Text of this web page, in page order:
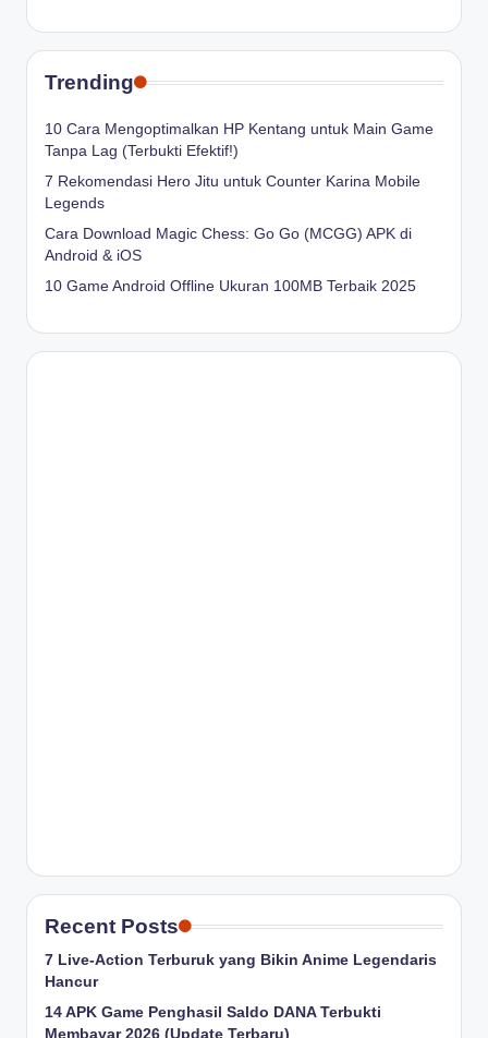
Trending
10 Cara Mengoptimalkan HP Kentang untuk Main Game
Tanpa Lag (Terbukti Efektif!)
7 Rekomendasi Hero Jitu untuk Counter Karina Mobile
Legends
Cara Download Magic Chess: Go Go (MCGG) APK di
Android & iOS
10 Game Android Offline Ukuran 100MB Terbaik 2025
Recent Posts
7 Live-Action Terburuk yang Bikin Anime Legendaris
Hancur
14 APK Game Penghasil Saldo DANA Terbukti
Membayar 2026 (Update Terbaru)